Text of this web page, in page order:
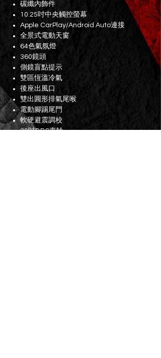
碳纖內飾件
10.25吋中央觸控螢幕
Apple CarPlay/Android Auto連接
全景式電動天窗
64色氣氛燈
360鏡頭
側鏡盲點提示
雙區恆溫冷氣
後座出風口
雙出圓形排氣尾喉
電動腳踢尾門
軟硬避震調校
20吋BBS車軨